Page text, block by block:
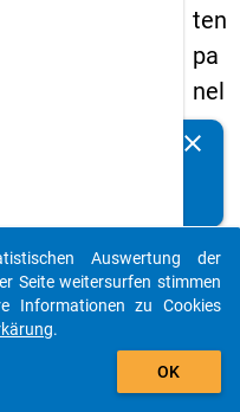
ten
pa
nel
s
-
ers
te
clear
auto_stories
add_shopping_cart
Auswertung der
Seite weitersurfen stimmen
Informationen zu Cookies
.
OK